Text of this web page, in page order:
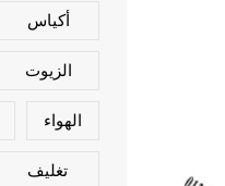
أكياس
الزيوت
الهواء
تغليف